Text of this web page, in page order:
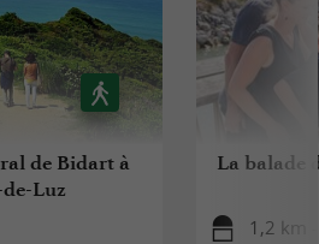
de Bidart à
de-Luz
La balade
1,2 km